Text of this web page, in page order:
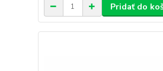
Pridať do